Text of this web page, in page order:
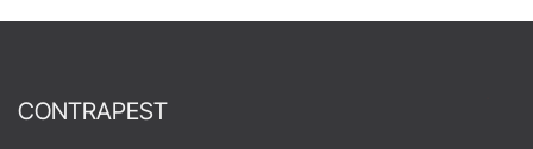
CONTRAPEST